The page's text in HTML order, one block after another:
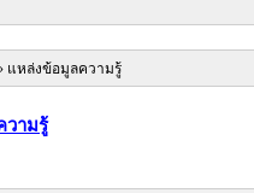
แหล่งข้อมูลความรู้
วามรู้